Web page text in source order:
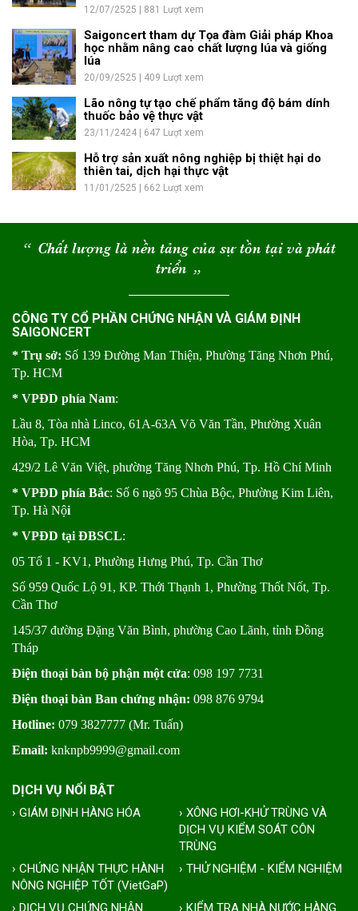
12/07/2525 | 881 Lượt xem
Saigoncert tham dự Tọa đàm Giải pháp Khoa
học nhằm nâng cao chất lượng lúa và giống
lúa
20/09/2525 | 409 Lượt xem
Lão nông tự tạo chế phẩm tăng độ bám dính
thuốc bảo vệ thực vật
23/11/2424 | 647 Lượt xem
Hỗ trợ sản xuất nông nghiệp bị thiệt hại do
thiên tai, dịch hại thực vật
11/01/2525 | 662 Lượt xem
“ Chất lượng là nền tảng của sự tồn tại và phát
triển “
CÔNG TY CỔ PHẦN CHỨNG NHẬN VÀ GIÁM ĐỊNH
SAIGONCERT
* Trụ sở: Số 139 Đường Man Thiện, Phường Tăng Nhơn Phú,
Tp. HCM
* VPĐD phía Nam:
Lầu 8, Tòa nhà Linco, 61A-63A Võ Văn Tần, Phường Xuân
Hòa, Tp. HCM
429/2 Lê Văn Việt, phường Tăng Nhơn Phú, Tp. Hồ Chí Minh
* VPĐD phía Bắc: Số 6 ngõ 95 Chùa Bộc, Phường Kim Liên,
Tp. Hà Nội
* VPĐD tại ĐBSCL:
05 Tổ 1 - KV1, Phường Hưng Phú, Tp. Cần Thơ
Số 959 Quốc Lộ 91, KP. Thới Thạnh 1, Phường Thốt Nốt, Tp.
Cần Thơ
145/37 đường Đặng Văn Bình, phường Cao Lãnh, tỉnh Đồng
Tháp
Điện thoại bàn bộ phận một cửa: 098 197 7731
Điện thoại bàn Ban chứng nhận: 098 876 9794
Hotline: 079 3827777 (Mr. Tuấn)
Email: knknpb9999@gmail.com
DỊCH VỤ NỔI BẬT
› CHỨNG NHẬN THỰC HÀNH
NÔNG NGHIỆP TỐT (VietGaP)
› THỬ NGHIỆM - KIỂM NGHIỆM
› GIÁM ĐỊNH HÀNG HÓA
› XÔNG HƠI-KHỬ TRÙNG VÀ
DỊCH VỤ KIỂM SOÁT CÔN
TRÙNG